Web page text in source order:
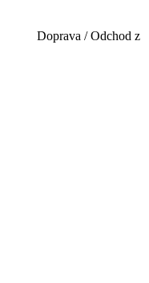
Doprava / Odchod z